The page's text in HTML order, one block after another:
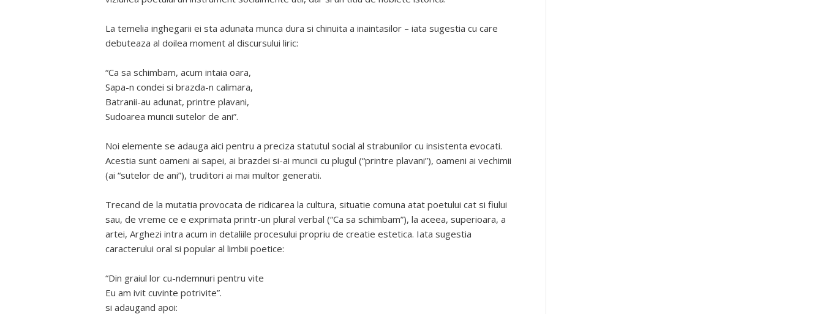
La temelia inghegarii ei sta adunata munca dura si chinuita a inaintasilor – iata sugestia cu care
debuteaza al doilea moment al discursului liric:
“Ca sa schimbam, acum intaia oara,
Sapa-n condei si brazda-n calimara,
Batranii-au adunat, printre plavani,
Sudoarea muncii sutelor de ani”.
Noi elemente se adauga aici pentru a preciza statutul social al strabunilor cu insistenta evocati.
Acestia sunt oameni ai sapei, ai brazdei si-ai muncii cu plugul (“printre plavani”), oameni ai vechimii
(ai “sutelor de ani”), truditori ai mai multor generatii.
Trecand de la mutatia provocata de ridicarea la cultura, situatie comuna atat poetului cat si fiului
sau, de vreme ce e exprimata printr-un plural verbal (“Ca sa schimbam”), la aceea, superioara, a
artei, Arghezi intra acum in detaliile procesului propriu de creatie estetica. Iata sugestia
caracterului oral si popular al limbii poetice:
“Din graiul lor cu-ndemnuri pentru vite
Eu am ivit cuvinte potrivite”.
si adaugand apoi: